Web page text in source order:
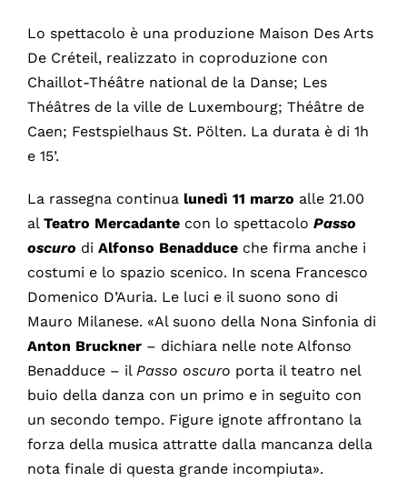
Lo spettacolo è una produzione Maison Des Arts
De Créteil, realizzato in coproduzione con
Chaillot-Théâtre national de la Danse; Les
Théâtres de la ville de Luxembourg; Théâtre de
Caen; Festspielhaus St. Pölten. La durata è di 1h
e 15’.
La rassegna continua lunedì 11 marzo alle 21.00
al Teatro Mercadantecon lo spettacolo Passo
oscuro di Alfonso Benadduceche firma anche i
costumi e lo spazio scenico. In scena Francesco
Domenico D’Auria. Le luci e il suono sono di
Mauro Milanese. «Al suono della Nona Sinfonia di
Anton Bruckner– dichiara nelle note Alfonso
Benadduce – il Passo oscuro porta il teatro nel
buio della danza con un primo e in seguito con
un secondo tempo. Figure ignote affrontano la
forza della musica attratte dalla mancanza della
nota finale di questa grande incompiuta».